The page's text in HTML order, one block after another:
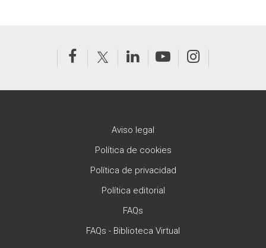
Aviso legal
Política de cookies
Política de privacidad
Política editorial
FAQs
FAQs - Biblioteca Virtual